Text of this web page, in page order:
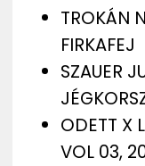
TROKÁN
FIRKAFEJ
SZAUER
ODETT X
VOL 03,